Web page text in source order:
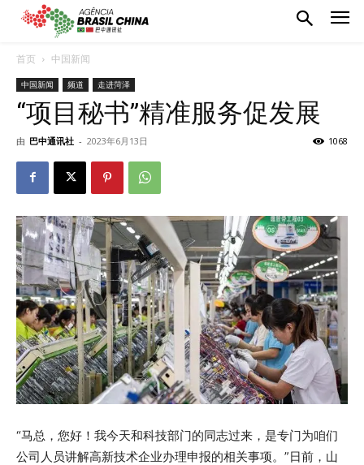
首页 中国新闻
中国新闻 频道 走进菏泽
“项目秘书”精准服务促发展
由 巴中通讯社 - 2023年6月13日 1068
“马总，您好！我今天和科技部门的同志过来，是专门为咱们
公司人员讲解高新技术企业办理申报的相关事项。”日前，山